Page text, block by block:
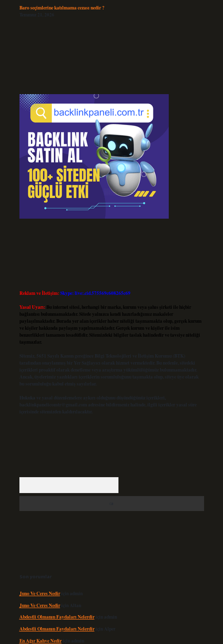
Baro seçimlerine katılmama cezası nedir ?
Temmuz 21, 2026
Reklam ve İletişim:Skype: live:.cid.575569c608265c69
Yasal Uyarı: Bu internet sitesi, herhangi bir marka, kurum veya şahıs şirketi ile hiçbir
bağlantısı bulunmamaktadır. Sitede yalnızca kendi hazırladığımız makaleler
paylaşılmaktadır. Burada yer alan içerikler haber niteliği taşımamakta olup, gerçek kurum
ve kişiler hakkında paylaşım yapılmamaktadır. Gerçek kurum ve kişiler ile isim
benzerlikleri tamamen tesadüfidir. Sitemizdeki bilgiler taslak halindedir ve tavsiye niteliği
taşımazlar.
Sitemiz, 5651 Sayılı Kanun gereğince Bilgi Teknolojileri ve İletişim Kurumu (BTK)
tarafından onaylanmış bir Yer Sağlayıcı olarak hizmet vermektedir. Bu nedenle, sitedeki
içerikleri proaktif olarak denetleme veya araştırma yükümlülüğümüz bulunmamaktadır.
Ancak, üyelerimiz yazdıkları içeriklerin sorumluluğunu taşımakta olup, siteye üye olarak
bu sorumluluğu kabul etmiş sayılırlar.
Hukuka ve yasal düzenlemelere aykırı olduğunu düşündüğünüz içerikleri,
backlinkpanelicomtr@gmail.com adresine bildirmeniz halinde, ilgili içerikler yasal süre
içerisinde sitemizden kaldırılacaktır.
Son yorumlar
Juno Ve Ceres Nediriçin admin
Juno Ve Ceres Nediriçin Altan
Abdestli Olmanın Faydaları Nelerdiriçin admin
Abdestli Olmanın Faydaları Nelerdiriçin Alper
En Ağır Kahve Nediriçin admin